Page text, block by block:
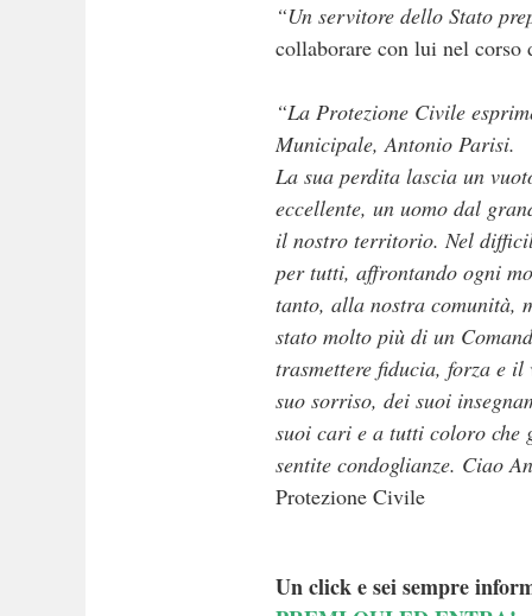
“Un servitore dello Stato
collaborare con lui nel
“La Protezione Civile
Municipale, Antonio Parisi.
La sua perdita lascia un
eccellente, un uomo dal
il nostro territorio.Nel
per tutti, affrontando ogni
tanto, alla nostra comunità,
stato molto più di un
trasmettere fiducia, forza e
suo sorriso, dei suoi
suoi cari e a tutti coloro che
sentite condoglianze. Ciao
Protezione Civile
Un click e sei sempre